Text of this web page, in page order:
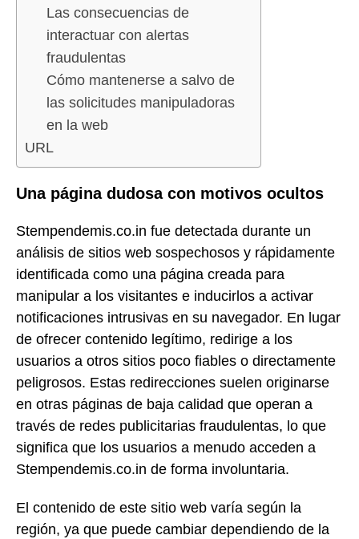
Las consecuencias de
interactuar con alertas
fraudulentas
Cómo mantenerse a salvo de
las solicitudes manipuladoras
en la web
URL
Una página dudosa con motivos ocultos
Stempendemis.co.in fue detectada durante un
análisis de sitios web sospechosos y rápidamente
identificada como una página creada para
manipular a los visitantes e inducirlos a activar
notificaciones intrusivas en su navegador. En lugar
de ofrecer contenido legítimo, redirige a los
usuarios a otros sitios poco fiables o directamente
peligrosos. Estas redirecciones suelen originarse
en otras páginas de baja calidad que operan a
través de redes publicitarias fraudulentas, lo que
significa que los usuarios a menudo acceden a
Stempendemis.co.in de forma involuntaria.
El contenido de este sitio web varía según la
región, ya que puede cambiar dependiendo de la